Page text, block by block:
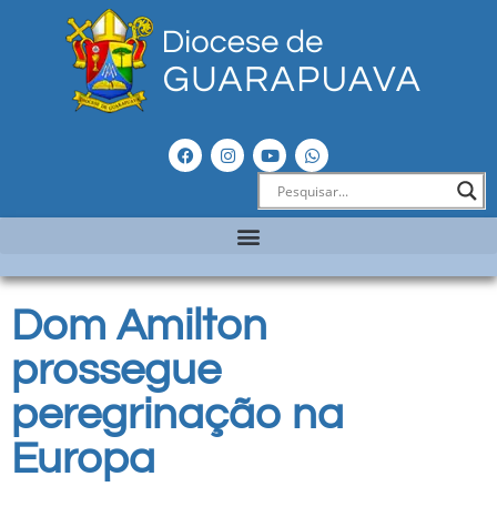
Dom Amilton
prossegue
peregrinação na
Europa